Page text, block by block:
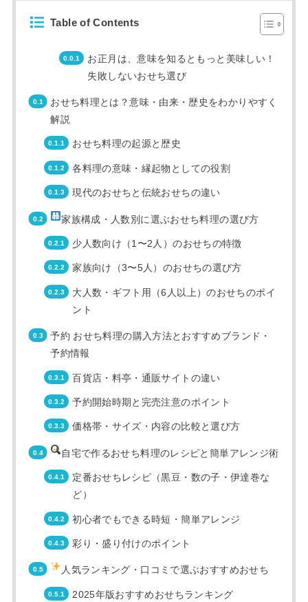
Table of Contents
お正月は、意味を知るともっと美味しい！
失敗しないおせち選び
おせち料理とは？意味・由来・歴史をわかりやすく
解説
おせち料理の起源と歴史
各料理の意味・縁起物としての役割
現代のおせちと伝統おせちの違い
家族構成・人数別に選ぶおせち料理の選び方
少人数向け（1〜2人）のおせちの特徴
家族向け（3〜5人）のおせちの選び方
大人数・ギフト用（6人以上）のおせちのポイ
ント
予約 おせち料理の購入方法とおすすめブランド・
予約情報
百貨店・料亭・通販サイトの違い
予約開始時期と完売注意のポイント
価格帯・サイズ・内容の比較と選び方
自宅で作るおせち料理のレシピと簡単アレンジ術
定番おせちレシピ（黒豆・数の子・伊達巻な
ど）
初心者でもできる時短・簡単アレンジ
彩り・盛り付けのポイント
人気ランキング・口コミで選ぶおすすめおせち
2025年版おすすめおせちランキング